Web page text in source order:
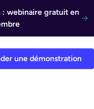
: webinaire gratuit en
une démonstration